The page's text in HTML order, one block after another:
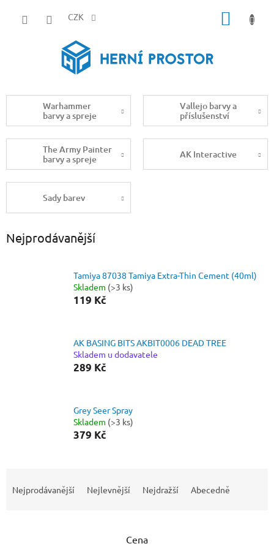
CZK
Warhammer
barvy a spreje
Vallejo barvy a
příslušenství
The Army Painter
barvy a spreje
AK Interactive
Sady barev
Nejprodávanější
Tamiya 87038 Tamiya Extra-Thin Cement (40ml)
Skladem (>3 ks)
119 Kč
AK BASING BITS AKBIT0006 DEAD TREE
Skladem u dodavatele
289 Kč
Grey Seer Spray
Skladem (>3 ks)
379 Kč
Nejprodávanější Nejlevnější Nejdražší Abecedně
Cena